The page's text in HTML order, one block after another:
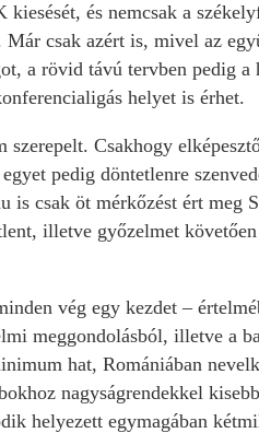
kiesését, és nemcsak a
csak azért is, mivel az
a rövid távú tervben pedig
helyet is érhet.
Csakhogy
pedig döntetlenre
csak öt mérkőzést ért meg
illetve győzelmet
vég egy kezdet –
meggondolásból, illetve a
hat, Romániában
nagyságrendekkel
helyezett egymagában